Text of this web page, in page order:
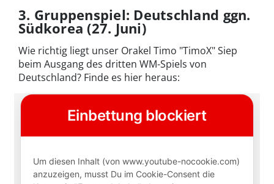
3. Gruppenspiel: Deutschland ggn.
Südkorea (27. Juni)
Wie richtig liegt unser Orakel Timo "TimoX" Siep
beim Ausgang des dritten WM-Spiels von
Deutschland? Finde es hier heraus: